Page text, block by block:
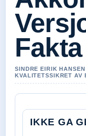
Fakta
SINDRE EIRIK
KVALITETSSIKRET AV
IKKE GA